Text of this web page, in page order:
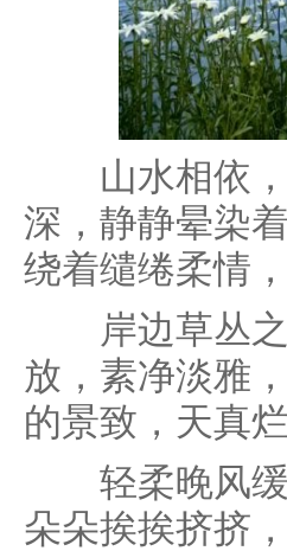
山水相依，
深，静静晕染
绕着缱绻柔情
岸边草丛之
放，素净淡雅
的景致，天真
轻柔晚风缓
朵朵挨挨挤挤